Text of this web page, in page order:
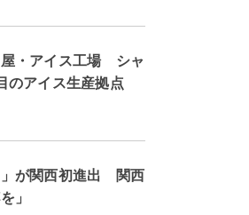
・アイス工場 シャ
のアイス生産拠点
」が関西初進出 関西
」